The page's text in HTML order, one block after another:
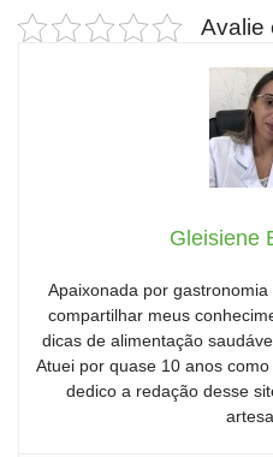
Avalie
Gleisiene
Apaixonada por
compartilhar meus
dicas de alimentação
Atuei por quase 10 anos
dedico a redação desse